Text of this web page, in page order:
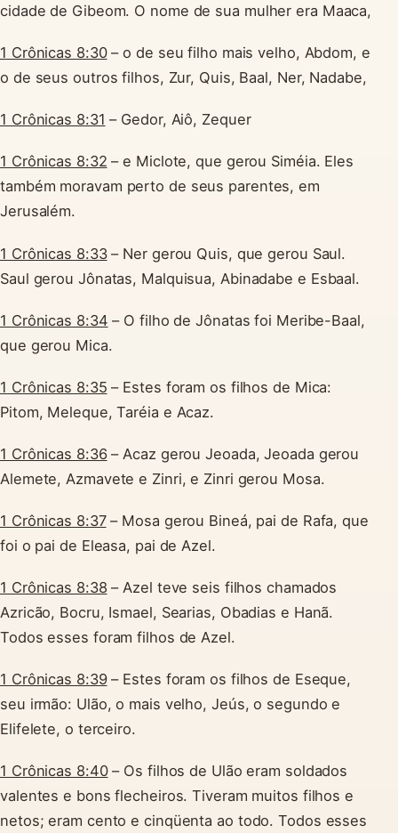
cidade de Gibeom. O nome de sua mulher era Maaca,
1 Crônicas 8:30– o de seu filho mais velho, Abdom, e
o de seus outros filhos, Zur, Quis, Baal, Ner, Nadabe,
1 Crônicas 8:31 – Gedor, Aiô, Zequer
1 Crônicas 8:32 – e Miclote, que gerou Siméia. Eles
também moravam perto de seus parentes, em
Jerusalém.
1 Crônicas 8:33– Ner gerou Quis, que gerou Saul.
Saul gerou Jônatas, Malquisua, Abinadabe e Esbaal.
1 Crônicas 8:34 – O filho de Jônatas foi Meribe-Baal,
que gerou Mica.
1 Crônicas 8:35 – Estes foram os filhos de Mica:
Pitom, Meleque, Taréia e Acaz.
1 Crônicas 8:36– Acaz gerou Jeoada, Jeoada gerou
Alemete, Azmavete e Zinri, e Zinri gerou Mosa.
1 Crônicas 8:37– Mosa gerou Bineá, pai de Rafa, que
foi o pai de Eleasa, pai de Azel.
1 Crônicas 8:38 – Azel teve seis filhos chamados
Azricão, Bocru, Ismael, Searias, Obadias e Hanã.
Todos esses foram filhos de Azel.
1 Crônicas 8:39– Estes foram os filhos de Eseque,
seu irmão: Ulão, o mais velho, Jeús, o segundo e
Elifelete, o terceiro.
1 Crônicas 8:40– Os filhos de Ulão eram soldados
valentes e bons flecheiros. Tiveram muitos filhos e
netos; eram cento e cinqüenta ao todo. Todos esses